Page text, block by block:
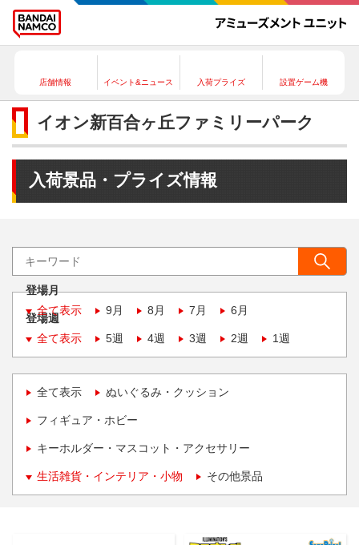
店舗情報 イベント&ニュース 入荷プライズ 設置ゲーム機
イオン新百合ヶ丘ファミリーパーク
入荷景品・プライズ情報
登場月
全て表示
9月 8月 7月 6月
登場週
全て表示
5週 4週 3週 2週 1週
全て表示 ぬいぐるみ・クッション
フィギュア・ホビー
キーホルダー・マスコット・アクセサリー
生活雑貨・インテリア・小物 その他景品